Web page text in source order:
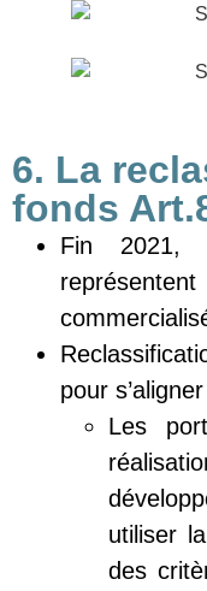
6. La
fonds
Fin 2021,
pour
Les
utiliser
des